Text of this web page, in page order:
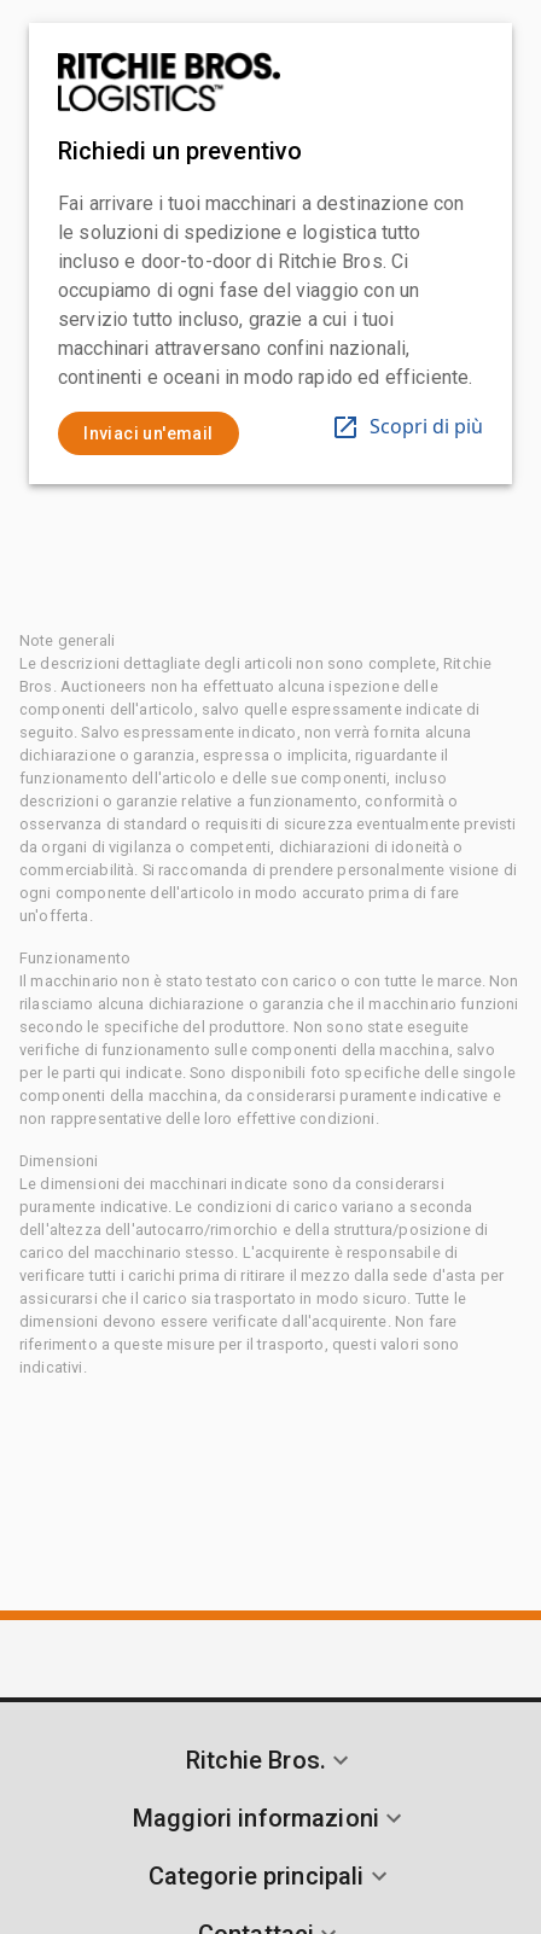
Richiedi un preventivo
Fai arrivare i tuoi macchinari a destinazione con
le soluzioni di spedizione e logistica tutto
incluso e door-to-door di Ritchie Bros. Ci
occupiamo di ogni fase del viaggio con un
servizio tutto incluso, grazie a cui i tuoi
macchinari attraversano confini nazionali,
continenti e oceani in modo rapido ed efficiente.
Inviaci un'email Scopri di più
Note generali
Le descrizioni dettagliate degli articoli non sono complete, Ritchie
Bros. Auctioneers non ha effettuato alcuna ispezione delle
componenti dell'articolo, salvo quelle espressamente indicate di
seguito. Salvo espressamente indicato, non verrà fornita alcuna
dichiarazione o garanzia, espressa o implicita, riguardante il
funzionamento dell'articolo e delle sue componenti, incluso
descrizioni o garanzie relative a funzionamento, conformità o
osservanza di standard o requisiti di sicurezza eventualmente previsti
da organi di vigilanza o competenti, dichiarazioni di idoneità o
commerciabilità. Si raccomanda di prendere personalmente visione di
ogni componente dell'articolo in modo accurato prima di fare
un'offerta.
Funzionamento
Il macchinario non è stato testato con carico o con tutte le marce. Non
rilasciamo alcuna dichiarazione o garanzia che il macchinario funzioni
secondo le specifiche del produttore. Non sono state eseguite
verifiche di funzionamento sulle componenti della macchina, salvo
per le parti qui indicate. Sono disponibili foto specifiche delle singole
componenti della macchina, da considerarsi puramente indicative e
non rappresentative delle loro effettive condizioni.
Dimensioni
Le dimensioni dei macchinari indicate sono da considerarsi
puramente indicative. Le condizioni di carico variano a seconda
dell'altezza dell'autocarro/rimorchio e della struttura/posizione di
carico del macchinario stesso. L'acquirente è responsabile di
verificare tutti i carichi prima di ritirare il mezzo dalla sede d'asta per
assicurarsi che il carico sia trasportato in modo sicuro. Tutte le
dimensioni devono essere verificate dall'acquirente. Non fare
riferimento a queste misure per il trasporto, questi valori sono
indicativi.
Ritchie Bros.
Maggiori informazioni
Categorie principali